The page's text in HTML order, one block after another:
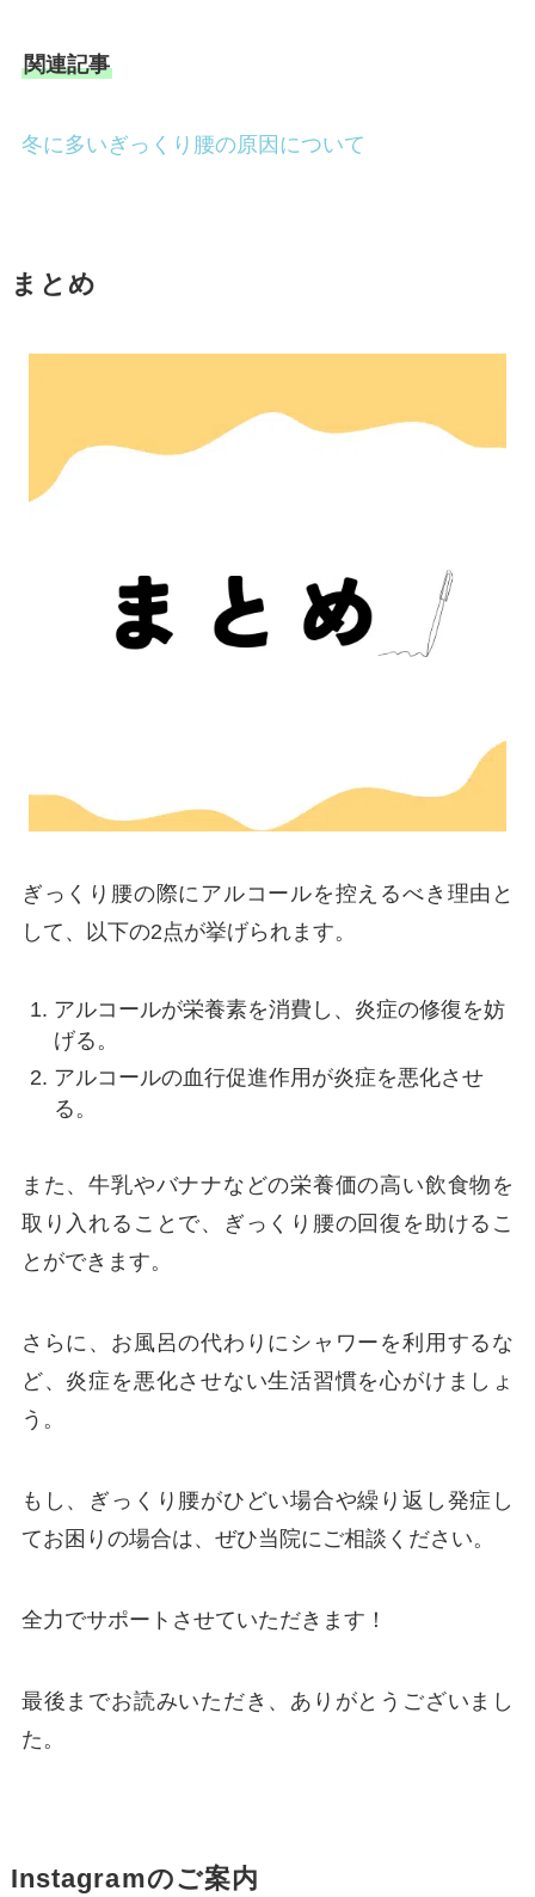
関連記事
冬に多いぎっくり腰の原因について
まとめ
ぎっくり腰の際にアルコールを控えるべき理由と
して、以下の2点が挙げられます。
アルコールが栄養素を消費し、炎症の修復を妨
げる。
アルコールの血行促進作用が炎症を悪化させ
る。
また、牛乳やバナナなどの栄養価の高い飲食物を
取り入れることで、ぎっくり腰の回復を助けるこ
とができます。
さらに、お風呂の代わりにシャワーを利用するな
ど、炎症を悪化させない生活習慣を心がけましょ
う。
もし、ぎっくり腰がひどい場合や繰り返し発症し
てお困りの場合は、ぜひ当院にご相談ください。
全力でサポートさせていただきます！
最後までお読みいただき、ありがとうございまし
た。
Instagramのご案内